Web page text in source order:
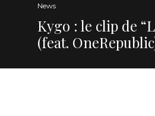
News
Kygo : le clip de
(feat.